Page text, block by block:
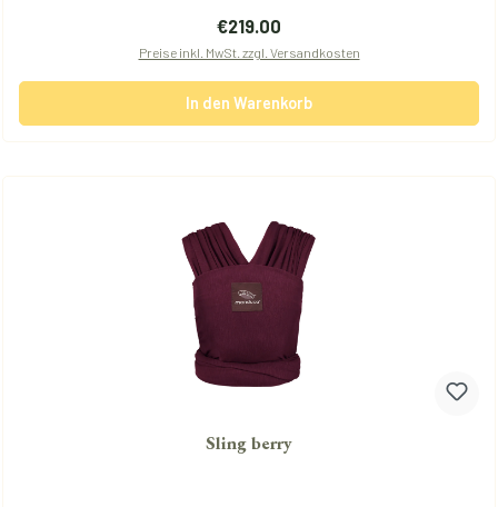
Regulärer Preis:
€219.00
Preise inkl. MwSt. zzgl. Versandkosten
In den Warenkorb
Sling berry